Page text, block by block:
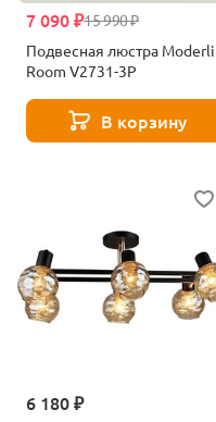
15 990 ₽
7 090 ₽
Подвесная люстра Moderli
Room V2731-3P
В корзину
6 180 ₽